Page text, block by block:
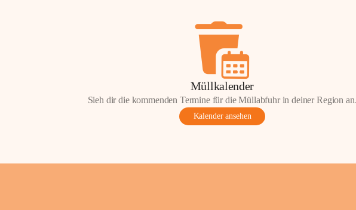
Müllkalender
Sieh dir die kommenden Termine für die Müllabfuhr in deiner Region
Kalender ansehen